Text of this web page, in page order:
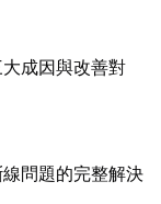
成因與改善對
問題的完整解決